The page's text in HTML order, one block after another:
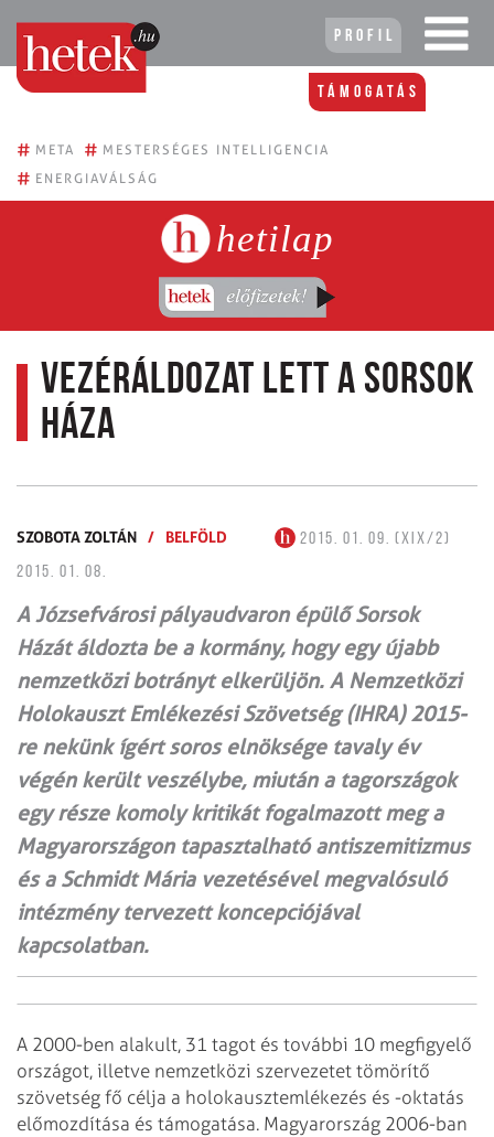
Profil
Támogatás
# META # MESTERSÉGES INTELLIGENCIA
# ENERGIAVÁLSÁG
hetilap
Vezéráldozat lett a Sorsok
Háza
SZOBOTA ZOLTÁN / BELFÖLD
2015. 01. 09. (XIX/2)
2015. 01. 08.
A Józsefvárosi pályaudvaron épülő Sorsok
Házát áldozta be a kormány, hogy egy újabb
nemzetközi botrányt elkerüljön. A Nemzetközi
Holokauszt Emlékezési Szövetség (IHRA) 2015-
re nekünk ígért soros elnöksége tavaly év
végén került veszélybe, miután a tagországok
egy része komoly kritikát fogalmazott meg a
Magyarországon tapasztalható antiszemitizmus
és a Schmidt Mária vezetésével megvalósuló
intézmény tervezett koncepciójával
kapcsolatban.
A 2000-ben alakult, 31 tagot és további 10 megfigyelő
országot, illetve nemzetközi szervezetet tömörítő
szövetség fő célja a holokausztemlékezés és -oktatás
előmozdítása és támogatása. Magyarország 2006-ban